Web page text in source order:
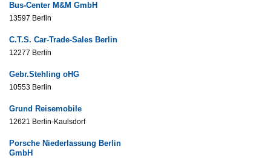
Bus-Center M&M GmbH
13597 Berlin
C.T.S. Car-Trade-Sales Berlin
12277 Berlin
Gebr.Stehling oHG
10553 Berlin
Grund Reisemobile
12621 Berlin-Kaulsdorf
Porsche Niederlassung Berlin
GmbH